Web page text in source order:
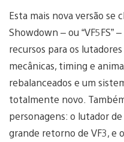
Esta mais nova versão se
Showdown – ou “VF5FS”
recursos para os
mecânicas, timing e
rebalanceados e um
totalmente novo.
personagens: o lutador
grande retorno de VF3, e